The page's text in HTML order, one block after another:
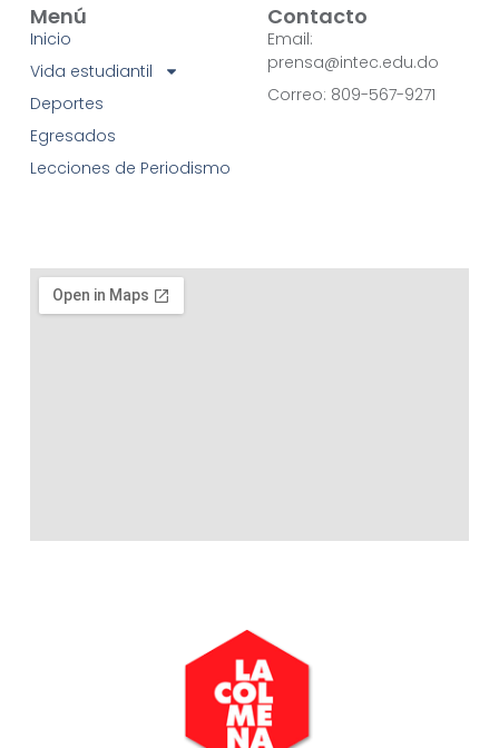
Menú
Inicio
Vida estudiantil
Deportes
Egresados
Lecciones de Periodismo
Contacto
Email:
prensa@intec.edu.do
Correo: 809-567-9271